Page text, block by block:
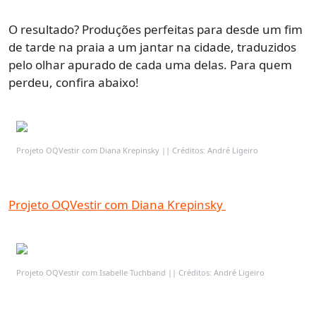
O resultado? Produções perfeitas para desde um fim
de tarde na praia a um jantar na cidade, traduzidos
pelo olhar apurado de cada uma delas. Para quem
perdeu, confira abaixo!
Projeto OQVestir com Diana Krepinsky || Créditos: André Ligeiro
Projeto OQVestir com Diana Krepinsky
Projeto OQVestir com Isabelle Tuchband || Créditos: André Ligeiro